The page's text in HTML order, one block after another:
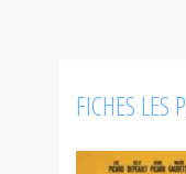
FICHES LES